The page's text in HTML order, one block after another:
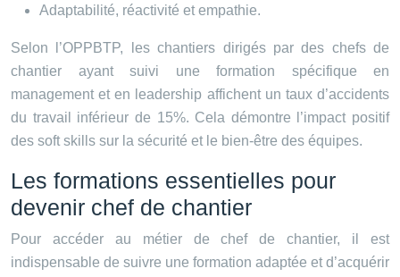
Adaptabilité, réactivité et empathie.
Selon l’OPPBTP, les chantiers dirigés par des chefs de
chantier ayant suivi une formation spécifique en
management et en leadership affichent un taux d’accidents
du travail inférieur de 15%. Cela démontre l’impact positif
des soft skills sur la sécurité et le bien-être des équipes.
Les formations essentielles pour
devenir chef de chantier
Pour accéder au métier de chef de chantier, il est
indispensable de suivre une formation adaptée et d’acquérir